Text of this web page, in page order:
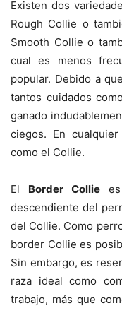
Existen dos
Rough Collie o
Smooth Collie o
cual es menos
popular. Debido a
tantos cuidados
ganado
ciegos. En
como el Collie.
El Border Collie
descendiente del
del Collie. Como
border Collie es
Sin embargo, es
raza ideal como
trabajo, más que